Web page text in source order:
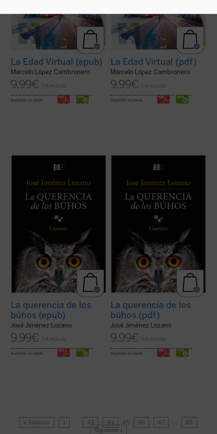
La Edad Virtual (epub)
Marcelo López Cambronero
9,99€ IVA incluido
disponible en ebook:
La Edad Virtual (pdf)
Marcelo López Cambronero
9,99€ IVA incluido
disponible en ebook:
todas inéditas, que nos desvelan el
vivencias son transformados en relatos
que nos sitúan ante aquellos instantes de la
vida que la hacen más verdadera. ...(ver
La querencia de los
búhos (epub)
José Jiménez Lozano
9,99€ IVA incluido
disponible en ebook:
todas inéditas, que nos desvelan el
vivencias son transformados en relatos
que nos sitúan ante aquellos instantes de la
vida que la hacen más verdadera. ...(ver
La querencia de los
búhos (pdf)
José Jiménez Lozano
9,99€ IVA incluido
disponible en ebook:
« Anterior 1 … 43 44 45 46 47 …
85
Siguiente »